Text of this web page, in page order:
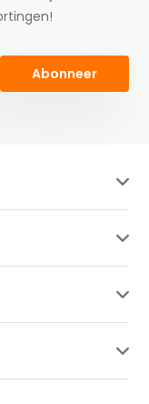
Abonneer